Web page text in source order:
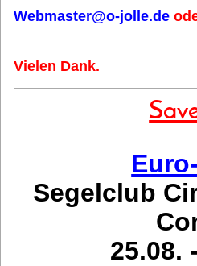
Webmaster@o-jolle.de
Vielen Dank.
Segelclub
25.08.